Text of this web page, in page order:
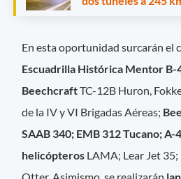
En esta oportunidad surcarán el
Escuadrilla Histórica Mentor B-
BeechcraftTC-12B Huron,
de la IV y VI Brigadas Aéreas;
SAAB 340; EMB 312 Tucano;
helicópteros LAMA; Lear Jet